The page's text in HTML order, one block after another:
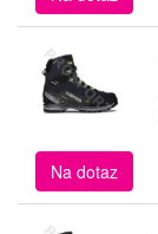
Na dotaz